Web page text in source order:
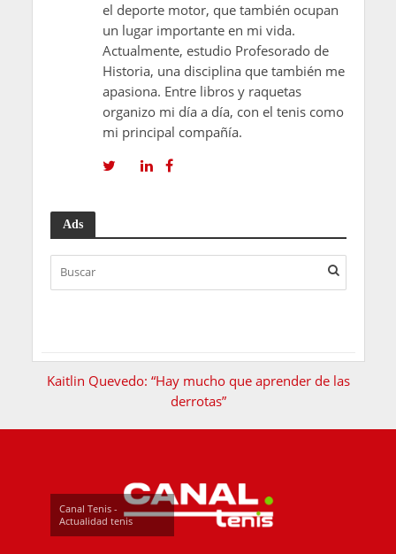
el deporte motor, que también ocupan
un lugar importante en mi vida.
Actualmente, estudio Profesorado de
Historia, una disciplina que también me
apasiona. Entre libros y raquetas
organizo mi día a día, con el tenis como
mi principal compañía.
Ads
Kaitlin Quevedo: “Hay mucho que aprender de las
derrotas”
Canal Tenis -
Actualidad tenis